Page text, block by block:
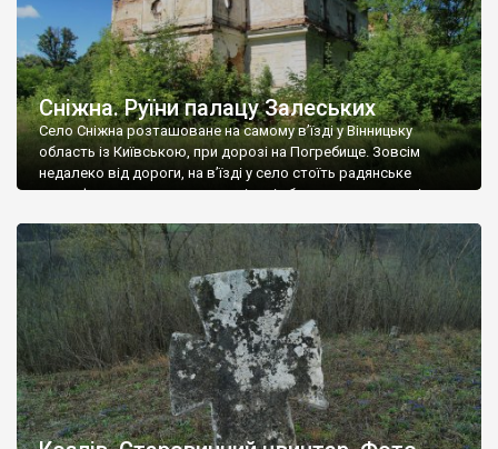
Сніжна. Руїни палацу Залеських
Село Сніжна розташоване на самому в’їзді у Вінницьку
область із Київською, при дорозі на Погребище. Зовсім
недалеко від дороги, на в’їзді у село стоїть радянське
рельєфне пано, яке показує жінку і яблуню, а трохи далі, десь
не видно, але видно дві стареньких колії у траві – […]